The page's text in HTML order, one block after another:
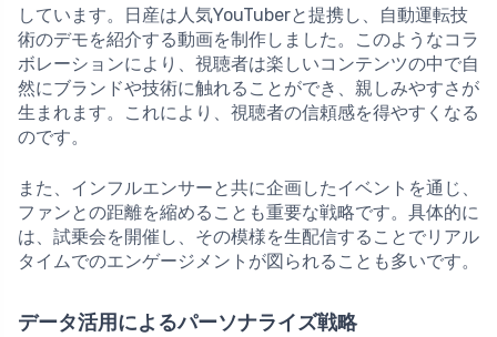
しています。日産は人気YouTuberと提携し、自動運転技
術のデモを紹介する動画を制作しました。このようなコラ
ボレーションにより、視聴者は楽しいコンテンツの中で自
然にブランドや技術に触れることができ、親しみやすさが
生まれます。これにより、視聴者の信頼感を得やすくなる
のです。
また、インフルエンサーと共に企画したイベントを通じ、
ファンとの距離を縮めることも重要な戦略です。具体的に
は、試乗会を開催し、その模様を生配信することでリアル
タイムでのエンゲージメントが図られることも多いです。
データ活用によるパーソナライズ戦略